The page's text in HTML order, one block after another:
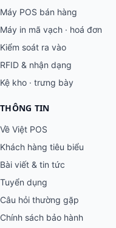
Máy POS bán hàng
Máy in mã vạch · hoá đơn
Kiểm soát ra vào
RFID & nhận dạng
Kệ kho · trưng bày
THÔNG TIN
Về Việt POS
Khách hàng tiêu biểu
Bài viết & tin tức
Tuyển dụng
Câu hỏi thường gặp
Chính sách bảo hành